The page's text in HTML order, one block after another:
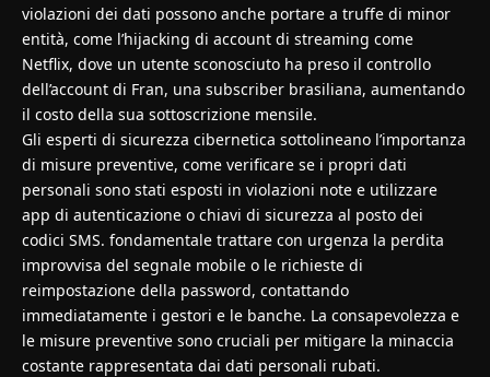
violazioni dei dati possono anche portare a truffe di minor
entità, come l’hijacking di account di streaming come
Netflix, dove un utente sconosciuto ha preso il controllo
dell’account di Fran, una subscriber brasiliana, aumentando
il costo della sua sottoscrizione mensile.
Gli esperti di sicurezza cibernetica sottolineano l’importanza
di misure preventive, come verificare se i propri dati
personali sono stati esposti in violazioni note e utilizzare
app di autenticazione o chiavi di sicurezza al posto dei
codici SMS. fondamentale trattare con urgenza la perdita
improvvisa del segnale mobile o le richieste di
reimpostazione della password, contattando
immediatamente i gestori e le banche. La consapevolezza e
le misure preventive sono cruciali per mitigare la minaccia
costante rappresentata dai dati personali rubati.